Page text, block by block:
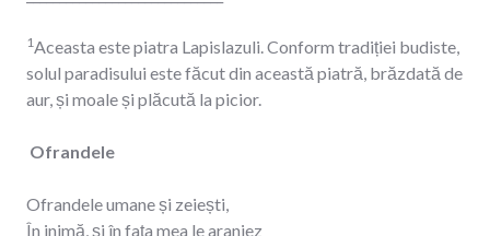
1Aceasta este piatra Lapislazuli. Conform tradiției budiste,
solul paradisului este făcut din această piatră, brăzdată de
aur, și moale și plăcută la picior.
Ofrandele
Ofrandele umane și zeiești,
În inimă, și în fața mea le aranjez